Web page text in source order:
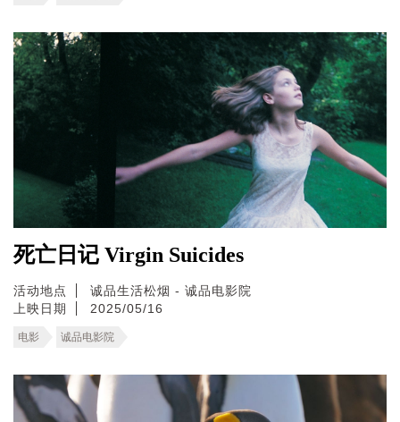
死亡日记 Virgin Suicides
活动地点
诚品生活松烟 - 诚品电影院
上映日期
2025/05/16
电影 诚品电影院